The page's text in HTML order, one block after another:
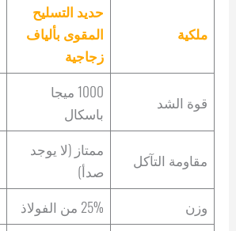
ملكية
حديد التسليح
المقوى بألياف
زجاجية
قوة الشد
1000 ميجا
باسكال
مقاومة التآكل
ممتاز (لا يوجد
صدأ)
وزن
25% من الفولاذ